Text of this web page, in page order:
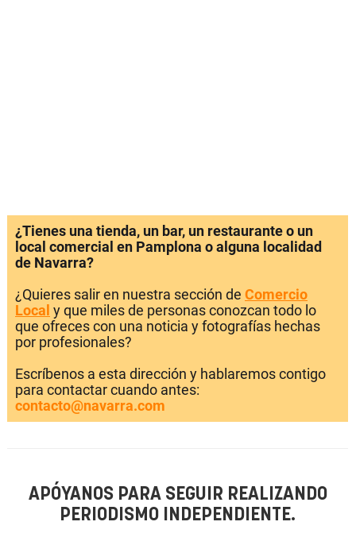
¿Tienes una tienda, un bar, un restaurante o un
local comercial en Pamplona o alguna localidad
de Navarra?
¿Quieres salir en nuestra sección de Comercio
Local y que miles de personas conozcan todo lo
que ofreces con una noticia y fotografías hechas
por profesionales?
Escríbenos a esta dirección y hablaremos contigo
para contactar cuando antes:
contacto@navarra.com
APÓYANOS PARA SEGUIR REALIZANDO
PERIODISMO INDEPENDIENTE.